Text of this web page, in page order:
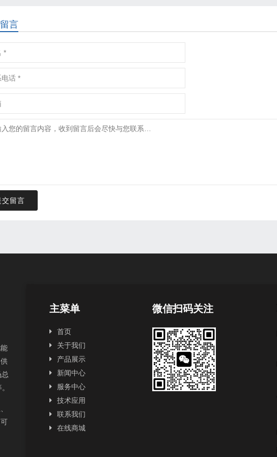
言
交留言
主菜单
首页
关于我们
产品展示
新闻中心
服务中心
技术应用
联系我们
在线商城
微信扫码关注